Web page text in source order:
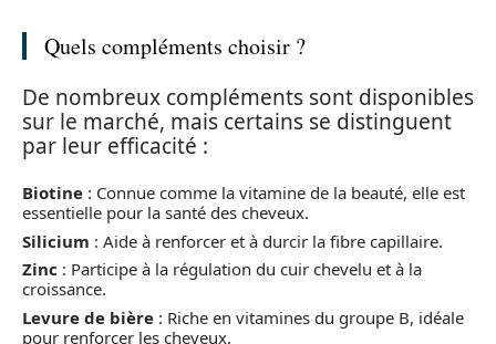
Quels compléments choisir ?
De nombreux compléments sont disponibles
sur le marché, mais certains se distinguent
par leur efficacité :
Biotine : Connue comme la vitamine de la beauté, elle est
essentielle pour la santé des cheveux.
Silicium : Aide à renforcer et à durcir la fibre capillaire.
Zinc : Participe à la régulation du cuir chevelu et à la
croissance.
Levure de bière : Riche en vitamines du groupe B, idéale
pour renforcer les cheveux.